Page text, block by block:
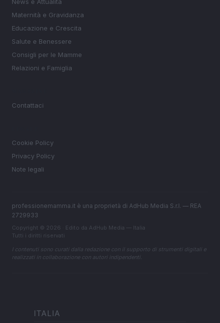
Maternità e Gravidanza
Educazione e Crescita
Salute e Benessere
Consigli per le Mamme
Relazioni e Famiglia
Contattaci
Cookie Policy
Privacy Policy
Note legali
professionemamma.it è una proprietà di AdHub Media S.r.l. — REA
2729933
Copyright © 2026 · Edito da AdHub Media — Italia
Tutti i diritti riservati
I contenuti sono curati dalla redazione con il supporto di strumenti digitali e
realizzati in collaborazione con autori indipendenti.
ITALIA